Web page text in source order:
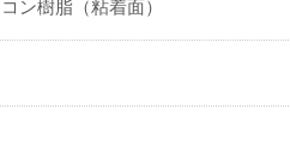
ン樹脂（粘着面）